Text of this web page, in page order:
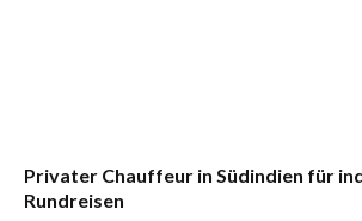
Privater Chauffeur in Südindien für
Rundreisen